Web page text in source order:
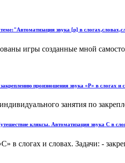
звука [р] в
игры созданные мной
произношения звука «Р» в слогах и
занятия по
кляксы. Автоматизация звука С в
в слогах и словах. Задачи: -